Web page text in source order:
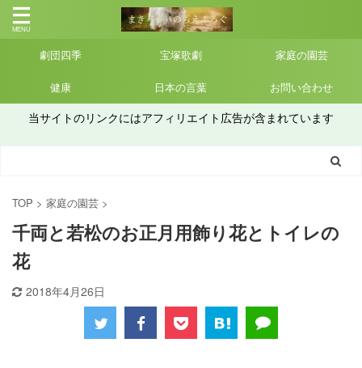
劇団四季 宝塚歌劇 家庭の園芸
健康 日本の言葉 お問い合わせ
当サイトのリンクにはアフィリエイト広告が含まれています
TOP > 家庭の園芸 >
千両と若松のお正月用飾り花とトイレの
花
2018年4月26日